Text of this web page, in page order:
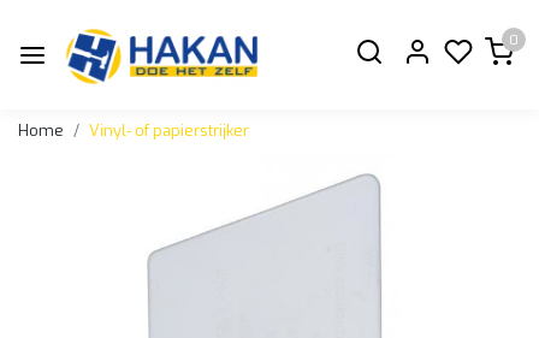
0
Home Vinyl- of papierstrijker